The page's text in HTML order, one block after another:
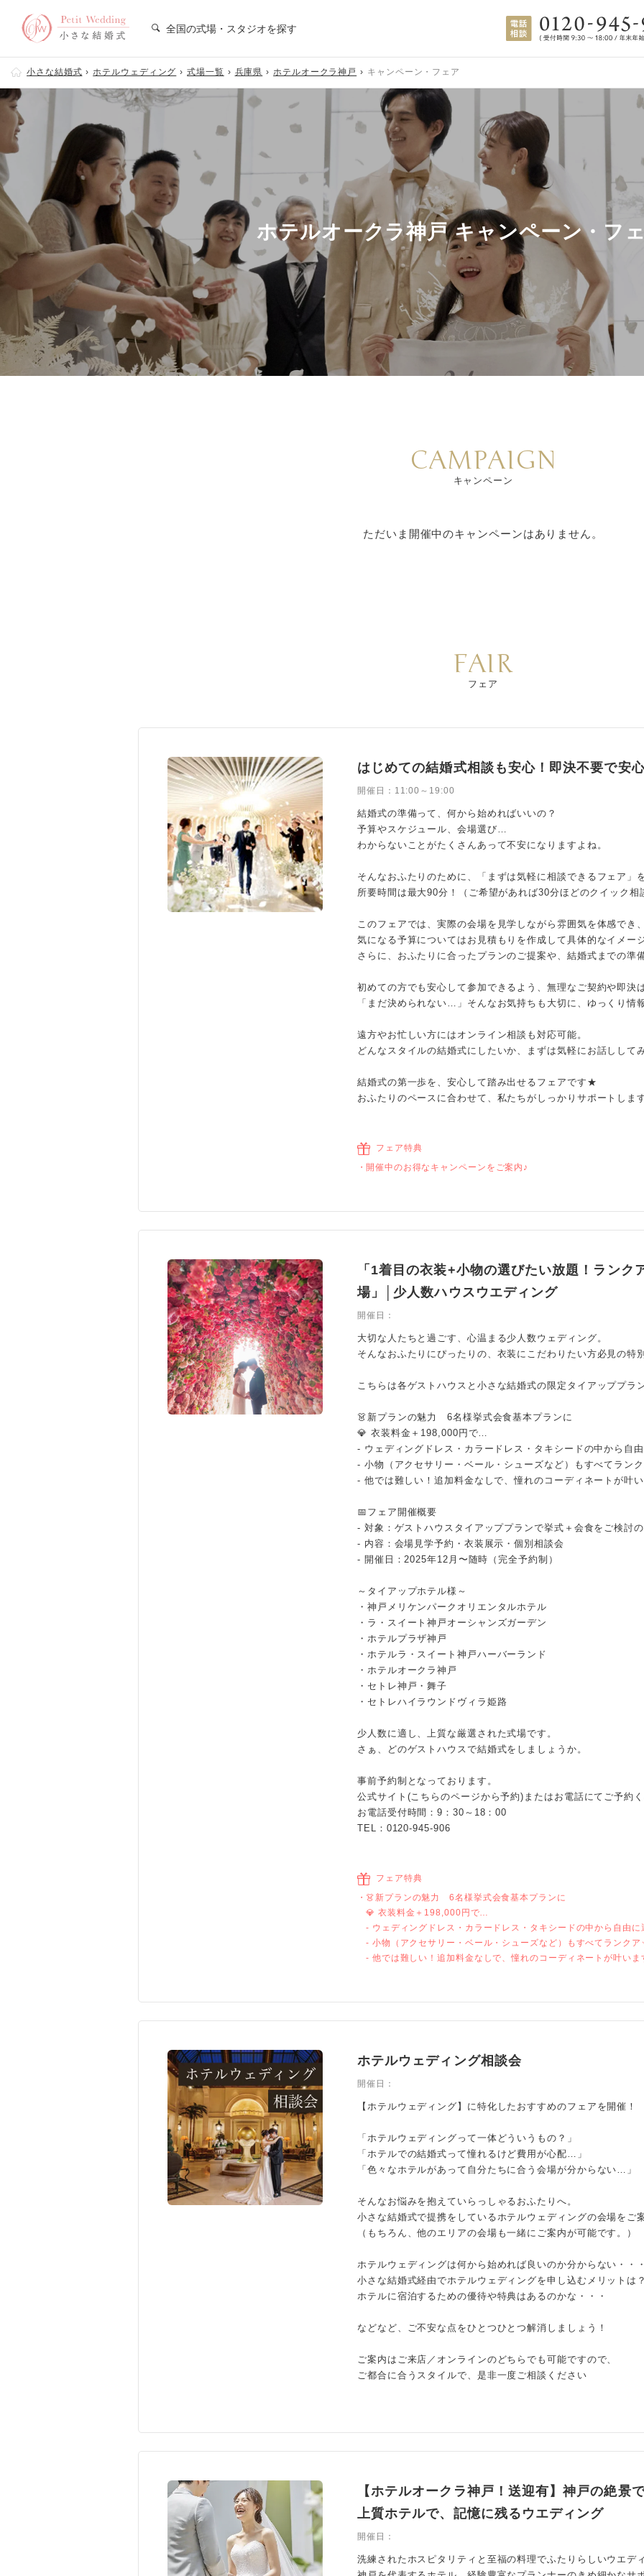
全国の式場・スタジオを探す
小さな結婚式 ホテルウェディング 式場一覧 兵庫県 ホテルオークラ神戸 キャンペーン・フェア
ホテルオークラ神戸 キャンペーン・フ
CAMPAIGN
キャンペーン
ただいま開催中のキャンペーンはありません。
FAIR
フェア
はじめての結婚式相談も安心！即決不要で安
開催日： 11:00～19:00
結婚式の準備って、何から始めればいいの？
予算やスケジュール、会場選び…
わからないことがたくさんあって不安になりますよね。
そんなおふたりのために、「まずは気軽に相談できるフェア」
所要時間は最大90分！（ご希望があれば30分ほどのクイック相
このフェアでは、実際の会場を見学しながら雰囲気を体感でき、
気になる予算についてはお見積もりを作成して具体的なイメー
さらに、おふたりに合ったプランのご提案や、結婚式までの準
初めての方でも安心して参加できるよう、無理なご契約や即決
「まだ決められない…」そんなお気持ちも大切に、ゆっくり情
遠方やお忙しい方にはオンライン相談も対応可能。
どんなスタイルの結婚式にしたいか、まずは気軽にお話しして
結婚式の第一歩を、安心して踏み出せるフェアです★
おふたりのペースに合わせて、私たちがしっかりサポートしま
フェア特典
開催中のお得なキャンペーンをご案内♪
「1着目の衣装+小物の選びたい放題！ランク
場」│少人数ハウスウエディング
開催日：
大切な人たちと過ごす、心温まる少人数ウェディング。
そんなおふたりにぴったりの、衣装にこだわりたい方必見の特
こちらは各ゲストハウスと小さな結婚式の限定タイアッププラン
👗新プランの魅力 6名様挙式会食基本プランに
💎 衣装料金＋198,000円で…
- ウェディングドレス・カラードレス・タキシードの中から自由
- 小物（アクセサリー・ベール・シューズなど）もすべてランク
- 他では難しい！追加料金なしで、憧れのコーディネートが叶い
📅フェア開催概要
- 対象：ゲストハウスタイアッププランで挙式＋会食をご検討
- 内容：会場見学予約・衣装展示・個別相談会
- 開催日：2025年12月〜随時（完全予約制）
～タイアップホテル様～
・神戸メリケンパークオリエンタルホテル
・ラ・スイート神戸オーシャンズガーデン
・ホテルプラザ神戸
・ホテルラ・スイート神戸ハーバーランド
・ホテルオークラ神戸
・セトレ神戸・舞子
・セトレハイラウンドヴィラ姫路
少人数に適し、上質な厳選された式場です。
さぁ、どのゲストハウスで結婚式をしましょうか。
事前予約制となっております。
公式サイト(こちらのページから予約)またはお電話にてご予約く
お電話受付時間：9：30～18：00
TEL：0120-945-906
フェア特典
👗新プランの魅力 6名様挙式会食基本プランに
💎 衣装料金＋198,000円で…
- ウェディングドレス・カラードレス・タキシードの中から自由に
- 小物（アクセサリー・ベール・シューズなど）もすべてランクア
- 他では難しい！追加料金なしで、憧れのコーディネートが叶いま
ホテルウェディング相談会
開催日：
【ホテルウェディング】に特化したおすすめのフェアを開催！
「ホテルウェディングって一体どういうもの？」
「ホテルでの結婚式って憧れるけど費用が心配…」
「色々なホテルがあって自分たちに合う会場が分からない…」
そんなお悩みを抱えていらっしゃるおふたりへ。
小さな結婚式で提携をしているホテルウェディングの会場をご
（もちろん、他のエリアの会場も一緒にご案内が可能です。）
ホテルウェディングは何から始めれば良いのか分からない・・・
小さな結婚式経由でホテルウェディングを申し込むメリットは？
ホテルに宿泊するための優待や特典はあるのかな・・・
などなど、ご不安な点をひとつひとつ解消しましょう！
ご案内はご来店／オンラインのどちらでも可能ですので、
ご都合に合うスタイルで、是非一度ご相談ください
【ホテルオークラ神戸！送迎有】神戸の絶景
上質ホテルで、記憶に残るウエディング
開催日：
洗練されたホスピタリティと至福の料理でふたりらしいウエデ